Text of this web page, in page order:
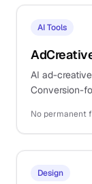
AI Tools
AI ad-
Conversion-
Design